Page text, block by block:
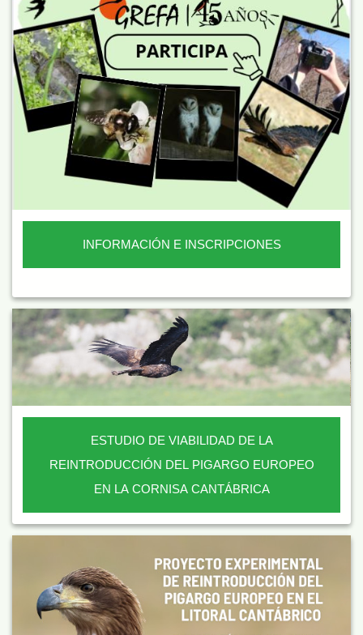
INFORMACIÓN E INSCRIPCIONES
ESTUDIO DE VIABILIDAD DE LA
REINTRODUCCIÓN DEL PIGARGO EUROPEO
EN LA CORNISA CANTÁBRICA